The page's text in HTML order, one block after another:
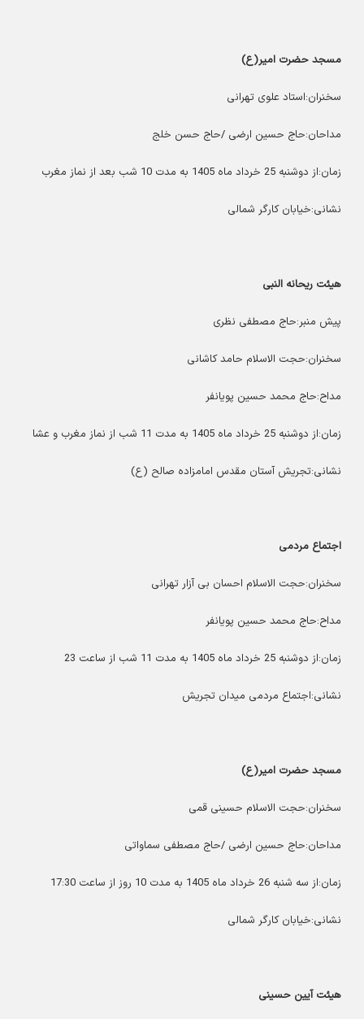
مسجد حضرت امیر(ع)
سخنران:استاد علوی تهرانی
مداحان:حاج حسین ارضی /حاج حسن خلج
زمان:از دوشنبه 25 خرداد ماه 1405 به مدت 10 شب بعد از نماز مغرب
نشانی:خیابان کارگر شمالی
هیئت ریحانه النبی
پیش منبر:حاج مصطفی نظری
سخنران:حجت الاسلام حامد کاشانی
مداح:حاج محمد حسین پویانفر
زمان:از دوشنبه 25 خرداد ماه 1405 به مدت 11 شب از نماز مغرب و عشا
نشانی:تجریش آستان مقدس امامزاده صالح (ع)
اجتماع مردمی
سخنران:حجت الاسلام احسان بی آزار تهرانی
مداح:حاج محمد حسین پویانفر
زمان:از دوشنبه 25 خرداد ماه 1405 به مدت 11 شب از ساعت 23
نشانی:اجتماع مردمی میدان تجریش
مسجد حضرت امیر(ع)
سخنران:حجت الاسلام حسینی قمی
مداحان:حاج حسین ارضی /حاج مصطفی سماواتی
زمان:از سه شنبه 26 خرداد ماه 1405 به مدت 10 روز از ساعت 17:30
نشانی:خیابان کارگر شمالی
هیئت آیین حسینی